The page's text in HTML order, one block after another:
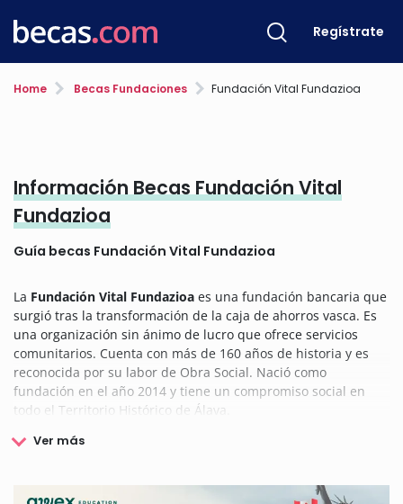
Regístrate
Home Becas Fundaciones Fundación Vital Fundazioa
Información Becas Fundación Vital
Fundazioa
Guía becas Fundación Vital Fundazioa
La Fundación Vital Fundazioa es una fundación bancaria que
surgió tras la transformación de la caja de ahorros vasca. Es
una organización sin ánimo de lucro que ofrece servicios
comunitarios. Cuenta con más de 160 años de historia y es
reconocida por su labor de Obra Social. Nació como
fundación en el año 2014 y tiene un compromiso social en
todo el Territorio Histórico de Álava.
La Fundación Vital Fundazioa se fundó con el objetivo de
ciencia, la tecnología y el deporte.